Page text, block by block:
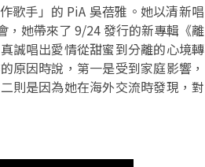
歌手」的 PiA 吳蓓雅。她以清新唱
，她帶來了 9/24 發行的新專輯《離
誠唱出愛情從甜蜜到分離的心境轉
原因時說，第一是受到家庭影響，
則是因為她在海外交流時發現，對